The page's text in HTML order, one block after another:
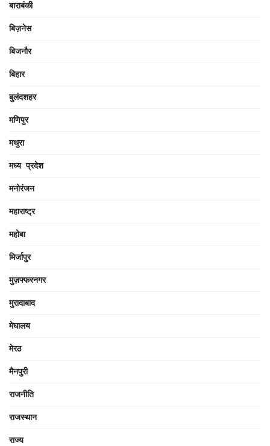
बाराबंकी
बिज़नेस
बिजनौर
बिहार
बुलंदशहर
मणिपुर
मथुरा
मध्य प्रदेश
मनोरंजन
महाराष्ट्र
महोबा
मिर्जापुर
मुज़फ्फरनगर
मुरादाबाद
मेघालय
मेरठ
मैनपुरी
राजनीति
राजस्थान
राज्य